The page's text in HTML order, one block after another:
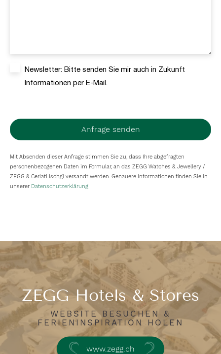
Newsletter: Bitte senden Sie mir auch in Zukunft
Informationen per E-Mail.
Anfrage senden
Mit Absenden dieser Anfrage stimmen Sie zu, dass Ihre abgefragten
personenbezogenen Daten im Formular, an das ZEGG Watches & Jewellery /
ZEGG & Cerlati Ischgl versandt werden. Genauere Informationen finden Sie in
unserer Datenschutzerklärung
ZEGG Hotels & Stores
WEBSITE BESUCHEN &
FERIENINSPIRATION HOLEN
www.zegg.ch